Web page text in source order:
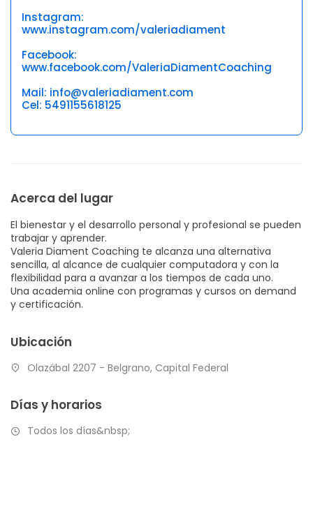
Instagram:
www.instagram.com/valeriadiament
Facebook:
www.facebook.com/ValeriaDiamentCoaching
Mail: info@valeriadiament.com
Cel: 5491155618125
Acerca del lugar
El bienestar y el desarrollo personal y profesional se pueden
trabajar y aprender.
Valeria Diament Coaching te alcanza una alternativa
sencilla, al alcance de cualquier computadora y con la
flexibilidad para a avanzar a los tiempos de cada uno.
Una academia online con programas y cursos on demand
y certificación.
Ubicación
Olazábal 2207 - Belgrano, Capital Federal
Días y horarios
Todos los días&nbsp;